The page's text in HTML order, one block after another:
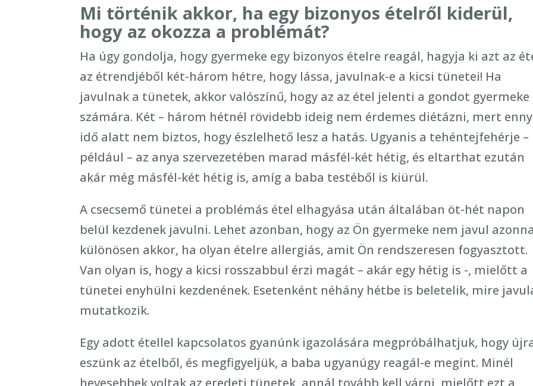
Mi történik akkor, ha egy bizonyos ételről kiderül,
hogy az okozza a problémát?
Ha úgy gondolja, hogy gyermeke egy bizonyos ételre reagál, hagyja ki azt az
az étrendjéből két-három hétre, hogy lássa, javulnak-e a kicsi tünetei! Ha
javulnak a tünetek, akkor valószínű, hogy az az étel jelenti a gondot gyermeke
számára. Két – három hétnél rövidebb ideig nem érdemes diétázni, mert
idő alatt nem biztos, hogy észlelhető lesz a hatás. Ugyanis a tehéntejfehérje –
például – az anya szervezetében marad másfél-két hétig, és eltarthat ezután
akár még másfél-két hétig is, amíg a baba testéből is kiürül.
A csecsemő tünetei a problémás étel elhagyása után általában öt-hét napon
belül kezdenek javulni. Lehet azonban, hogy az Ön gyermeke nem javul
különösen akkor, ha olyan ételre allergiás, amit Ön rendszeresen fogyasztott.
Van olyan is, hogy a kicsi rosszabbul érzi magát – akár egy hétig is -, mielőtt a
tünetei enyhülni kezdenének. Esetenként néhány hétbe is beletelik, mire
mutatkozik.
Egy adott étellel kapcsolatos gyanúnk igazolására megpróbálhatjuk, hogy
eszünk az ételből, és megfigyeljük, a baba ugyanúgy reagál-e megint. Minél
hevesebbek voltak az eredeti tünetek, annál tovább kell várni, mielőtt ezt a